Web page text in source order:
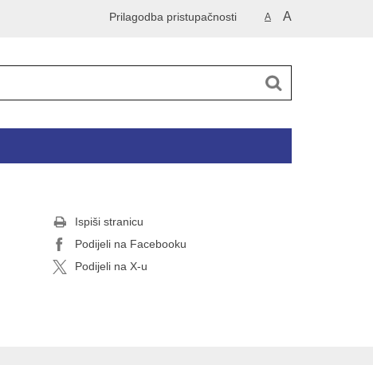
A A
Prilagodba pristupačnosti
Ispiši stranicu
Podijeli na Facebooku
Podijeli na X-u